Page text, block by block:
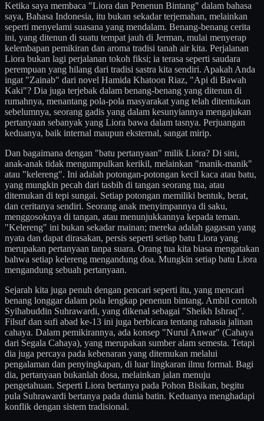
Ketika saya membaca "Liora dan Penenun Bintang" dalam bahasa
saya, Bahasa Indonesia, itu bukan sekadar terjemahan, melainkan
seperti menyelami suasana yang mendalam. Benang-benang cerita
ini, yang ditenun di suatu tempat jauh di Jerman, mulai menyerap
kelembapan pemikiran dan aroma tradisi tanah air kita. Perjalanan
Liora bukan lagi perjalanan tokoh fiksi; ia terasa seperti saudara
perempuan yang hilang dari tradisi sastra kita sendiri. Apakah Anda
ingat "Zainab" dari novel Hamida Khatoon Riaz, "Api di Bawah
Kaki"? Dia juga terjebak dalam benang-benang yang ditenun di
rumahnya, menantang pola-pola masyarakat yang telah ditentukan
sebelumnya, seorang gadis yang dalam kesunyiannya mengajukan
pertanyaan sebanyak yang Liora bawa dalam tasnya. Perjuangan
keduanya, baik internal maupun eksternal, sangat mirip.
Dan bagaimana dengan "batu pertanyaan" milik Liora? Di sini,
anak-anak tidak mengumpulkan kerikil, melainkan "manik-manik"
atau "kelereng". Ini adalah potongan-potongan kecil kaca atau batu,
yang mungkin pecah dari tasbih di tangan seorang tua, atau
ditemukan di tepi sungai. Setiap potongan memiliki bentuk, berat,
dan ceritanya sendiri. Seorang anak menyimpannya di saku,
menggosoknya di tangan, atau menunjukkannya kepada teman.
"Kelereng" ini bukan sekadar mainan; mereka adalah gagasan yang
nyata dan dapat dirasakan, persis seperti setiap batu Liora yang
merupakan pertanyaan tanpa suara. Orang tua kita biasa mengatakan
bahwa setiap kelereng mengandung doa. Mungkin setiap batu Liora
mengandung sebuah pertanyaan.
Sejarah kita juga penuh dengan pencari seperti itu, yang mencari
benang longgar dalam pola lengkap penenun bintang. Ambil contoh
Syihabuddin Suhrawardi, yang dikenal sebagai "Sheikh Ishraq".
Filsuf dan sufi abad ke-13 ini juga berbicara tentang rahasia jalinan
cahaya. Dalam pemikirannya, ada konsep "Nurul Anwar" (Cahaya
dari Segala Cahaya), yang merupakan sumber alam semesta. Tetapi
dia juga percaya pada kebenaran yang ditemukan melalui
pengalaman dan penyingkapan, di luar lingkaran ilmu formal. Bagi
dia, pertanyaan bukanlah dosa, melainkan jalan menuju
pengetahuan. Seperti Liora bertanya pada Pohon Bisikan, begitu
pula Suhrawardi bertanya pada dunia batin. Keduanya menghadapi
konflik dengan sistem tradisional.